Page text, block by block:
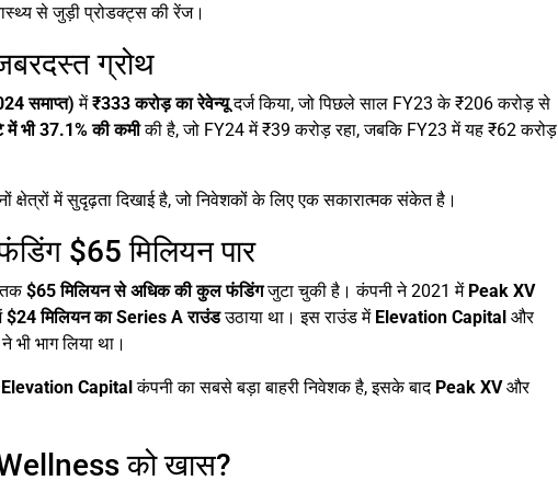
से जुड़ी प्रोडक्ट्स की रेंज।
ग्रोथ
समाप्त) में₹333 करोड़ का रेवेन्यूदर्ज किया, जो पिछले साल FY23 के ₹206 करोड़ से
में भी 37.1% की कमीकी है, जो FY24 में ₹39 करोड़ रहा, जबकि FY23 में यह ₹62 करोड़
क्षेत्रों में सुदृढ़ता दिखाई है, जो निवेशकों के लिए एक सकारात्मक संकेत है।
$65 मिलियन पार
तक$65 मिलियन से अधिक की कुल फंडिंगजुटा चुकी है। कंपनी ने 2021 में Peak XV
$24 मिलियन का Series A राउंडउठाया था। इस राउंड में Elevation Capital और
भी भाग लिया था।
Elevation Capitalकंपनी का सबसे बड़ा बाहरी निवेशक है, इसके बाद Peak XVऔर
को खास?